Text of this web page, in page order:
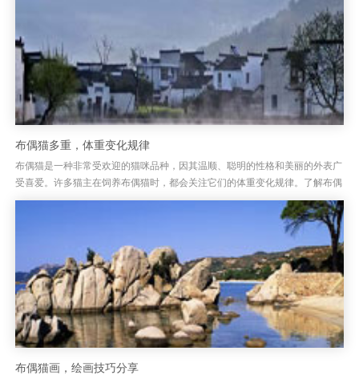
布偶猫多重，体重变化规律
布偶猫是一种非常受欢迎的猫咪品种，因其温顺、聪明的性格和美丽的外表广
受喜爱。许多猫主在饲养布偶猫时，都会关注它们的体重变化规律。了解布偶
猫的体重发展规律，不仅有助于评估其健康状况，还能帮助主人做好日常...
布偶猫画，绘画技巧分享